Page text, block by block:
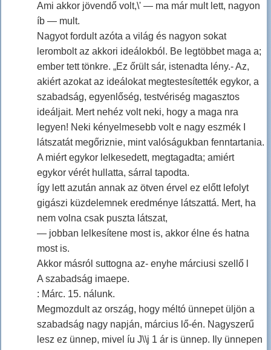
Ami akkor jövendő volt,\' — ma már mult lett, nagyon
íb — mult.
Nagyot fordult azóta a világ és nagyon sokat
lerombolt az akkori ideálokból. Be legtöbbet maga a;
ember tett tönkre. „Ez őrült sár, istenadta lény.- Az,
akiért azokat az ideálokat megtestesítették egykor, a
szabadság, egyenlőség, testvériség magasztos
ideáljait. Mert nehéz volt neki, hogy a maga nra
legyen! Neki kényelmesebb volt e nagy eszmék I
látszatát megőriznie, mint valóságukban fenntartania.
A miért egykor lelkesedett, megtagadta; amiért
egykor vérét hullatta, sárral tapodta.
így lett azután annak az ötven érvel ez előtt lefolyt
gigászi küzdelemnek eredménye látszattá. Mert, ha
nem volna csak puszta látszat,
— jobban lelkesítene most is, akkor élne és hatna
most is.
Akkor másról suttogna az- enyhe márciusi szellő l
A szabadság imaepe.
: Márc. 15. nálunk.
Megmozdult az ország, hogy méltó ünnepet üljön a
szabadság nagy napján, március lő-én. Nagyszerű
lesz ez ünnep, mivel íu J\\j 1 ár is ünnep. Ily ünnepen